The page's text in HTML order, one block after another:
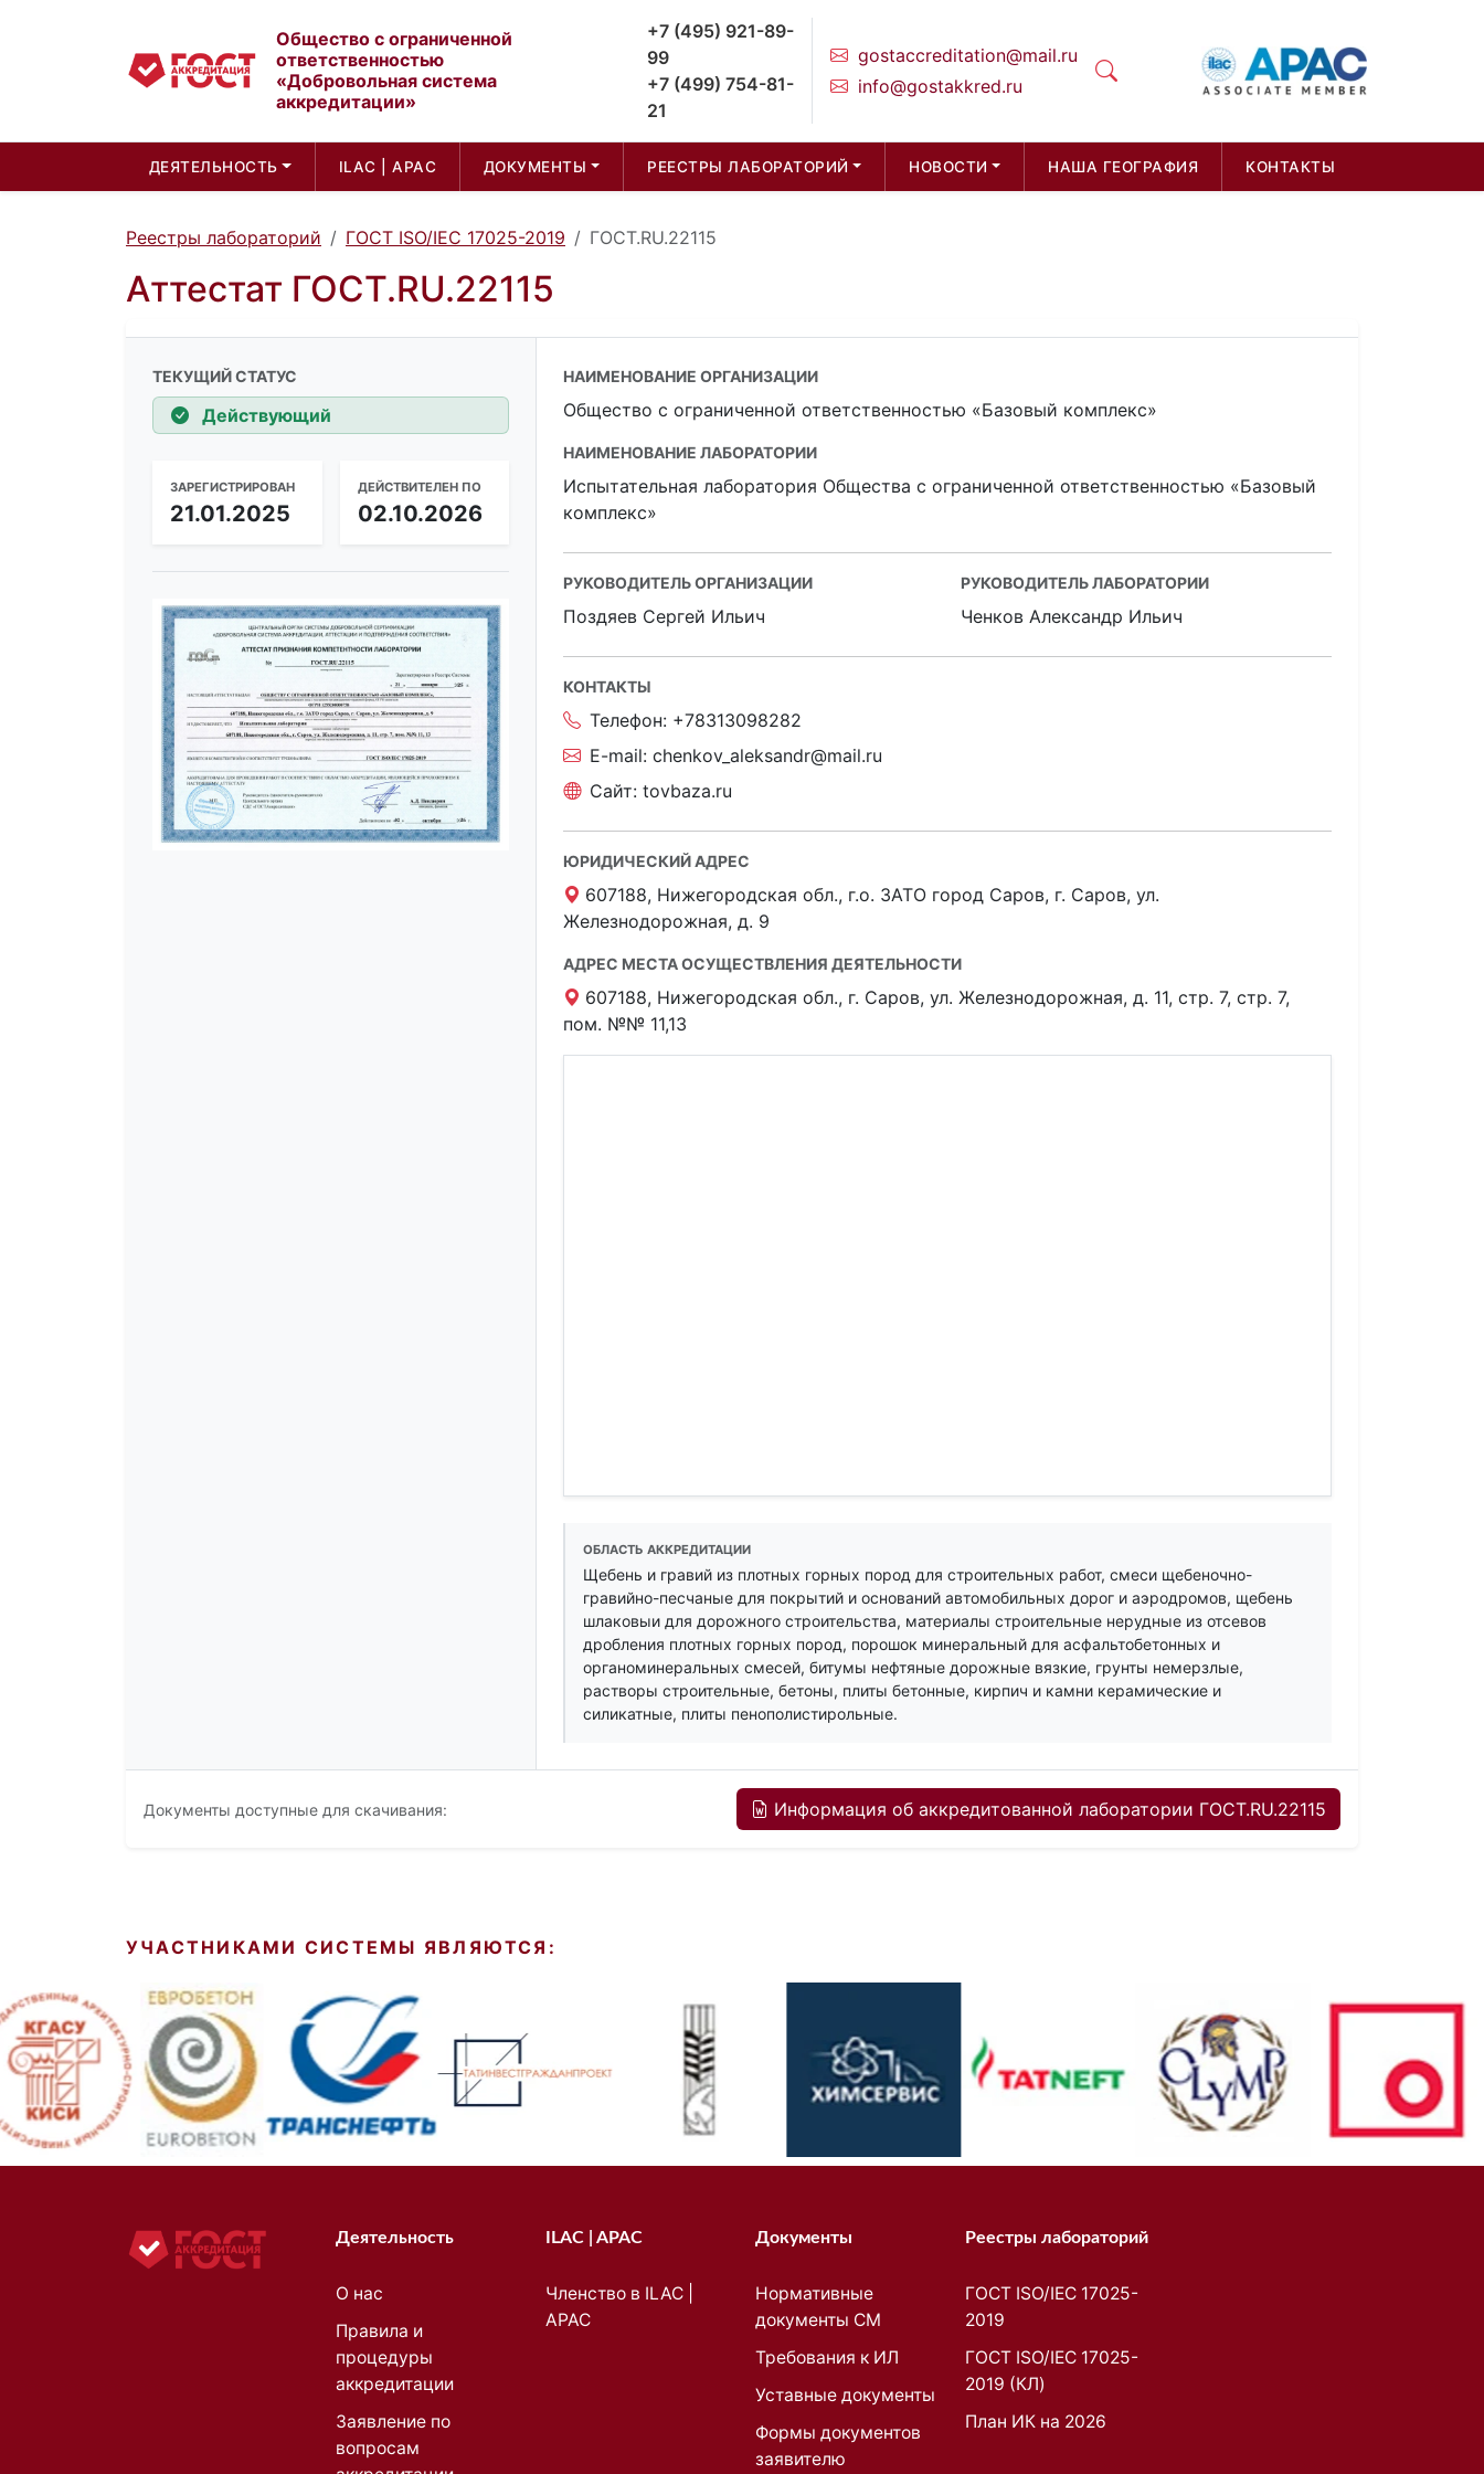
Общество с ограниченной
ответственностью
«Добровольная система
аккредитации»
+7 (495) 921-89-
99
+7 (499) 754-81-
21
gostaccreditation@mail.ru
info@gostakkred.ru
ДЕЯТЕЛЬНОСТЬ ILAC | APAC ДОКУМЕНТЫ РЕЕСТРЫ ЛАБОРАТОРИЙ НОВОСТИ НАША ГЕОГРАФИЯ КОНТАКТЫ
Реестры лабораторий ГОСТ ISO/IEC 17025-2019 ГОСТ.RU.22115
Аттестат ГОСТ.RU.22115
ТЕКУЩИЙ СТАТУС
Действующий
ЗАРЕГИСТРИРОВАН
21.01.2025
ДЕЙСТВИТЕЛЕН ПО
02.10.2026
НАИМЕНОВАНИЕ ОРГАНИЗАЦИИ
Общество с ограниченной ответственностью «Базовый комплекс»
НАИМЕНОВАНИЕ ЛАБОРАТОРИИ
Испытательная лаборатория Общества с ограниченной ответственностью «Базовый
комплекс»
РУКОВОДИТЕЛЬ ОРГАНИЗАЦИИ
Поздяев Сергей Ильич
РУКОВОДИТЕЛЬ ЛАБОРАТОРИИ
Ченков Александр Ильич
КОНТАКТЫ
Телефон: +78313098282
E-mail: chenkov_aleksandr@mail.ru
Сайт: tovbaza.ru
ЮРИДИЧЕСКИЙ АДРЕС
607188, Нижегородская обл., г.о. ЗАТО город Саров, г. Саров, ул.
Железнодорожная, д. 9
АДРЕС МЕСТА ОСУЩЕСТВЛЕНИЯ ДЕЯТЕЛЬНОСТИ
607188, Нижегородская обл., г. Саров, ул. Железнодорожная, д. 11, стр. 7, стр. 7,
пом. №№ 11,13
ОБЛАСТЬ АККРЕДИТАЦИИ
Щебень и гравий из плотных горных пород для строительных работ, смеси щебеночно-
гравийно-песчаные для покрытий и оснований автомобильных дорог и аэродромов, щебень
шлаковыи для дорожного строительства, материалы строительные нерудные из отсевов
дробления плотных горных пород, порошок минеральный для асфальтобетонных и
органоминеральных смесей, битумы нефтяные дорожные вязкие, грунты немерзлые,
растворы строительные, бетоны, плиты бетонные, кирпич и камни керамические и
силикатные, плиты пенополистирольные.
Документы доступные для скачивания: Информация об аккредитованной лаборатории ГОСТ.RU.22115
УЧАСТНИКАМИ СИСТЕМЫ ЯВЛЯЮТСЯ:
Деятельность
О нас
Правила и
процедуры
аккредитации
Заявление по
вопросам
ILAC | APAC
Членство в ILAC |
APAC
Документы
Нормативные
документы СМ
Требования к ИЛ
Уставные документы
Формы документов
заявителю
Реестры лабораторий
ГОСТ ISO/IEC 17025-
2019
ГОСТ ISO/IEC 17025-
2019 (КЛ)
План ИК на 2026